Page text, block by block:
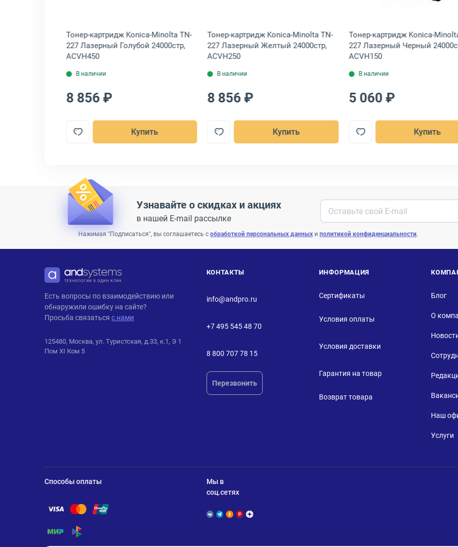
Тонер-картридж Konica-Minolta TN-
227 Лазерный Голубой 24000стр,
ACVH450
В наличии
8 856 ₽
Купить
Тонер-картридж Konica-Minolta TN-
227 Лазерный Желтый 24000стр,
ACVH250
В наличии
8 856 ₽
Купить
Тонер-картридж Konica-
227 Лазерный Черный
ACVH150
В наличии
5 060 ₽
Купить
Узнавайте о скидках и акциях
в нашей E-mail рассылке
Нажимая "Подписаться", вы соглашаетесь с обработкой персональных данных и политикой конфиденциальности.
ANDPRO
Есть вопросы по взаимодействию или
обнаружили ошибку на сайте?
Просьба связаться с нами
125480, Москва, ул. Туристская, д.33, к.1, Э 1
Пом XI Ком 5
КОНТАКТЫ
info@andpro.ru
+7 495 545 48 70
8 800 707 78 15
Перезвонить
ИНФОРМАЦИЯ
Сертификаты
Условия оплаты
Условия доставки
Гарантия на товар
Возврат товара
Блог
О
Наш
Услуги
Способы оплаты
Помощь по оплате Visa
Помощь по оплате Mastercard
Помощь по оплате UnionPay
Помощь по оплате Мир
Помощь по оплате СБП
Мы в
соц.сетях